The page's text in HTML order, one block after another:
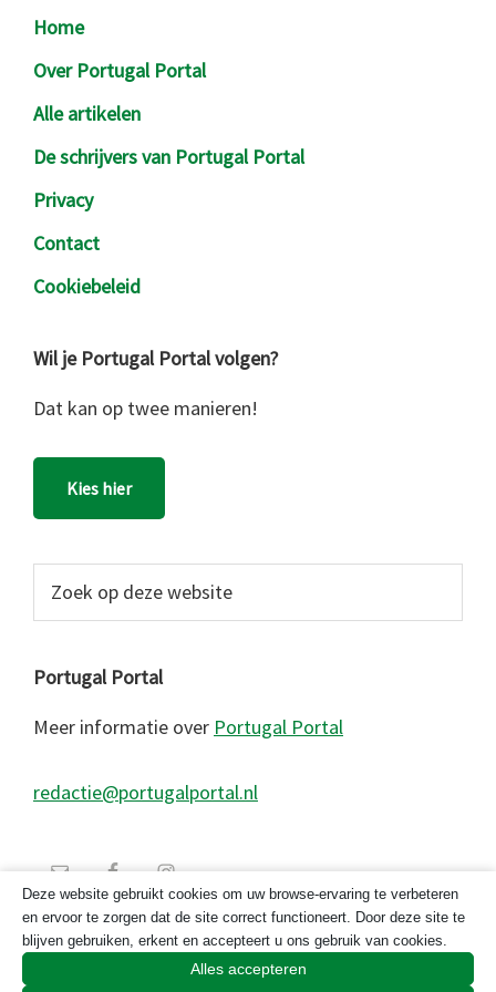
Footer
Home
Over Portugal Portal
Alle artikelen
De schrijvers van Portugal Portal
Privacy
Contact
Cookiebeleid
Wil je Portugal Portal volgen?
Dat kan op twee manieren!
Kies hier
website
Portugal Portal
Meer informatie over Portugal Portal
redactie@portugalportal.nl
Deze website gebruikt cookies om uw browse-ervaring te verbeteren
en ervoor te zorgen dat de site correct functioneert. Door deze site te
blijven gebruiken, erkent en accepteert u ons gebruik van cookies.
Alles accepteren